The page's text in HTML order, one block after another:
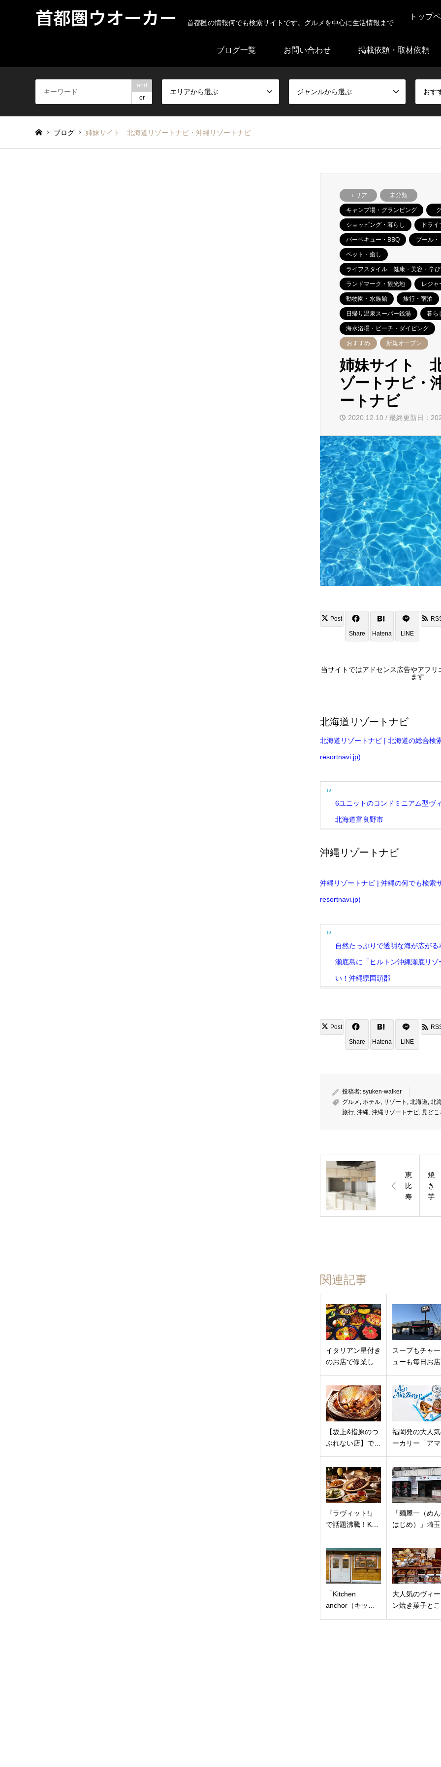
首都圏ウオーカー 首都圏の情報何でも検索サイトです。グルメを中心に生活情報まで
トップ
ブログ一覧 お問い合わせ 掲載依頼・取材依頼
and
or
エリアから選ぶ ジャンルから選ぶ おす
ブログ 姉妹サイト 北海道リゾートナビ・沖縄リゾートナビ
エリア 未分類
キャンプ場・グランピング
ショッピング・暮らし ドライ
バーベキュー・BBQ プール・
ペット・癒し
ライフスタイル 健康・美容・学び
ランドマーク・観光地 レジャ
動物園・水族館 旅行・宿泊
日帰り温泉スーパー銭湯 暮ら
海水浴場・ビーチ・ダイビング
おすすめ 新規オープン
姉妹サイト
ゾートナビ・
ートナビ
2020.12.10 / 最終更新日：
Post
Share Hatena LINE
当サイトではアドセンス広告やアフ
ます
北海道リゾートナビ
北海道リゾートナビ | 北海道の総合検
resortnavi.jp)
6ユニットのコンドミニアム型ヴ
北海道富良野市
沖縄リゾートナビ
沖縄リゾートナビ | 沖縄の何でも検索
resortnavi.jp)
自然たっぷりで透明な海が広が
瀬底島に「ヒルトン沖縄瀬底リゾ
い！沖縄県国頭郡
Post
Share Hatena LINE
投稿者: syuken-walker
グルメ , ホテル, リゾート , 北海道, 北
旅行, 沖縄, 沖縄リゾートナビ, 見どこ
恵
比
寿
か
毎
日
の
日
に
焼
げ
フ
ル
ー
ツ
タ
ル
ト
専
門
ア
ム
ス
ラ
ム
グ
焼
き
芋
イ
ク
「
O
I
M
O
＆
F
E
L
c
h
a(
ラ
チ
ャ
)
」
埼
北
足
立
関連記事
イタリアン星付き
のお店で修業し…
スープもチャ
ューも毎日お
【坂上&指原のつ
ぶれない店】で…
福岡発の大人
ーカリー「ア
『ラヴィット!』
で話題沸騰！K…
「麺屋一（め
はじめ）」埼
「Kitchen
anchor（キッ…
大人気のヴィ
ン焼き菓子と